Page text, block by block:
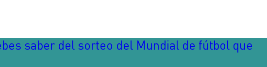
saber del sorteo del Mundial de fútbol que